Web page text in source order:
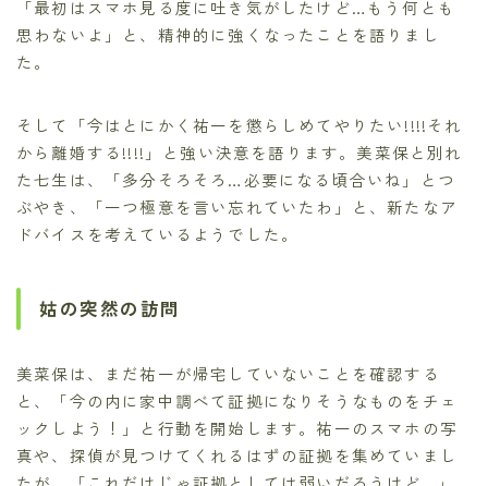
「最初はスマホ見る度に吐き気がしたけど…もう何とも
思わないよ」と、精神的に強くなったことを語りまし
た。
そして「今はとにかく祐一を懲らしめてやりたい!!!!それ
から離婚する!!!!」と強い決意を語ります。美菜保と別れ
た七生は、「多分そろそろ…必要になる頃合いね」とつ
ぶやき、「一つ極意を言い忘れていたわ」と、新たなア
ドバイスを考えているようでした。
姑の突然の訪問
美菜保は、まだ祐一が帰宅していないことを確認する
と、「今の内に家中調べて証拠になりそうなものをチェ
ックしよう！」と行動を開始します。祐一のスマホの写
真や、探偵が見つけてくれるはずの証拠を集めていまし